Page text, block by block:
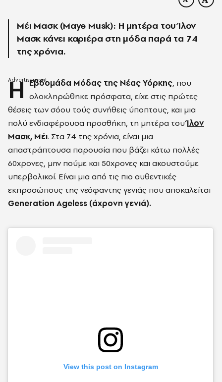
Μέι Μασκ (Maye Musk): Η μητέρα του Ίλον
Μασκ κάνει καριέρα στη μόδα παρά τα 74
της χρόνια.
Η Εβδομάδα Μόδας της Νέας Υόρκης, που
ολοκληρώθηκε πρόσφατα, είχε στις πρώτες
θέσεις των σόου τούς συνήθεις ύποπτους, και μια
πολύ ενδιαφέρουσα προσθήκη, τη μητέρα τουΊλον
Μασκ, Μέι. Στα 74 της χρόνια, είναι μια
απαστράπτουσα παρουσία που βάζει κάτω πολλές
60χρονες, μην πούμε και 50χρονες και ακουστούμε
υπερβολικοί. Είναι μια από τις πιο αυθεντικές
εκπροσώπους της νεόφαντης γενιάς που αποκαλείται
Generation Ageless (άχρονη γενιά).
View this post on Instagram